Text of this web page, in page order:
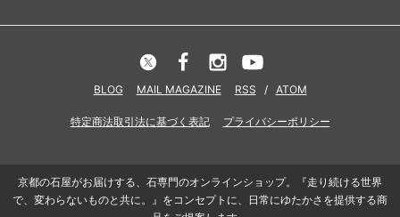
BLOG MAIL MAGAZINE RSS / ATOM
特定商法取引法に基づく表記 プライバシーポリシー
京都の石屋がお届けする、石専門のオンラインショップ。『走り続ける世界
で、変わらないものと共に。』をコンセプトに、日常にゆたかさを提供する商